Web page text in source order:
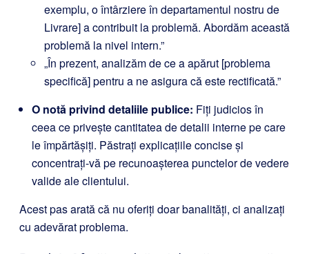
exemplu, o întârziere în departamentul nostru de
Livrare] a contribuit la problemă. Abordăm această
problemă la nivel intern.”
„În prezent, analizăm de ce a apărut [problema
specifică] pentru a ne asigura că este rectificată.”
O notă privind detaliile publice: Fiți judicios în
ceea ce privește cantitatea de detalii interne pe care
le împărtășiți. Păstrați explicațiile concise și
concentrați-vă pe recunoașterea punctelor de vedere
valide ale clientului.
Acest pas arată că nu oferiți doar banalități, ci analizați
cu adevărat problema.